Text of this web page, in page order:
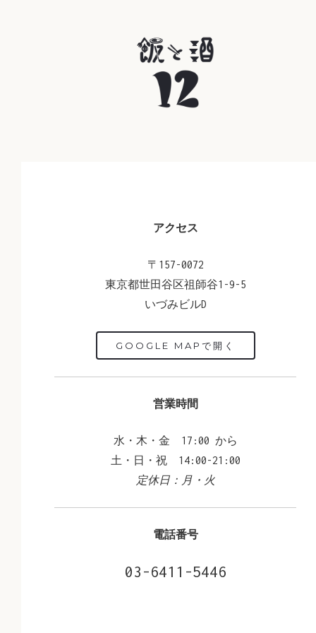
アクセス
〒157-0072
東京都世田谷区祖師谷1-9-5
いづみビルD
GOOGLE MAPで開く
営業時間
水・木・金 17:00 から
土・日・祝 14:00-21:00
定休日：月・火
電話番号
03-6411-5446